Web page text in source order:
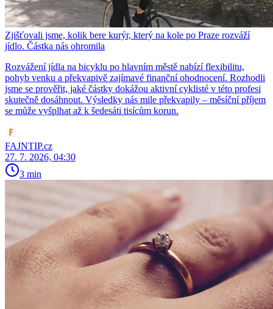
Zjišťovali jsme, kolik bere kurýr, který na kole po Praze rozváží
jídlo. Částka nás ohromila
Rozvážení jídla na bicyklu po hlavním městě nabízí flexibilitu,
pohyb venku a překvapivě zajímavé finanční ohodnocení. Rozhodli
jsme se prověřit, jaké částky dokážou aktivní cyklisté v této profesi
skutečně dosáhnout. Výsledky nás mile překvapily – měsíční příjem
se může vyšplhat až k šedesáti tisícům korun.
FAJNTIP.cz
27. 7. 2026, 04:30
3 min